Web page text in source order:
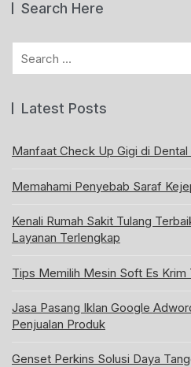
Search Here
Latest Posts
Manfaat Check Up Gigi di Dental
Memahami Penyebab Saraf
Kenali Rumah Sakit Tulang
Layanan Terlengkap
Tips Memilih Mesin Soft Es Krim
Jasa Pasang Iklan Google
Penjualan Produk
Genset Perkins Solusi Daya